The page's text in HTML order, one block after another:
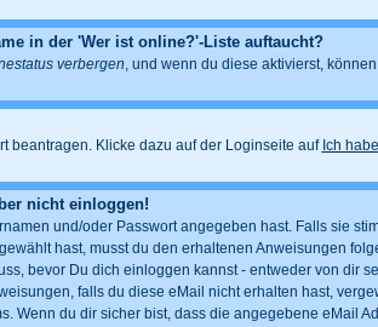
in der 'Wer ist online?'-Liste auftaucht?
verbergen, und wenn du diese aktivierst,
beantragen. Klicke dazu auf der Loginseite auf Ich
nicht einloggen!
und/oder Passwort angegeben hast. Falls sie
hast, musst du den erhaltenen Anweisungen
bevor Du dich einloggen kannst - entweder von dir
falls du diese eMail nicht erhalten hast,
Wenn du dir sicher bist, dass die angegebene eMail